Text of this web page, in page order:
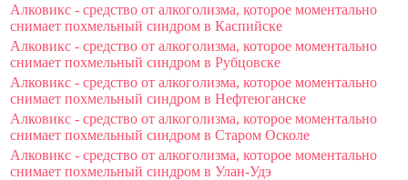
Алковикс - средство от алкоголизма, которое моментально
снимает похмельный синдром в Каспийске
Алковикс - средство от алкоголизма, которое моментально
снимает похмельный синдром в Рубцовске
Алковикс - средство от алкоголизма, которое моментально
снимает похмельный синдром в Нефтеюганске
Алковикс - средство от алкоголизма, которое моментально
снимает похмельный синдром в Старом Осколе
Алковикс - средство от алкоголизма, которое моментально
снимает похмельный синдром в Улан-Удэ